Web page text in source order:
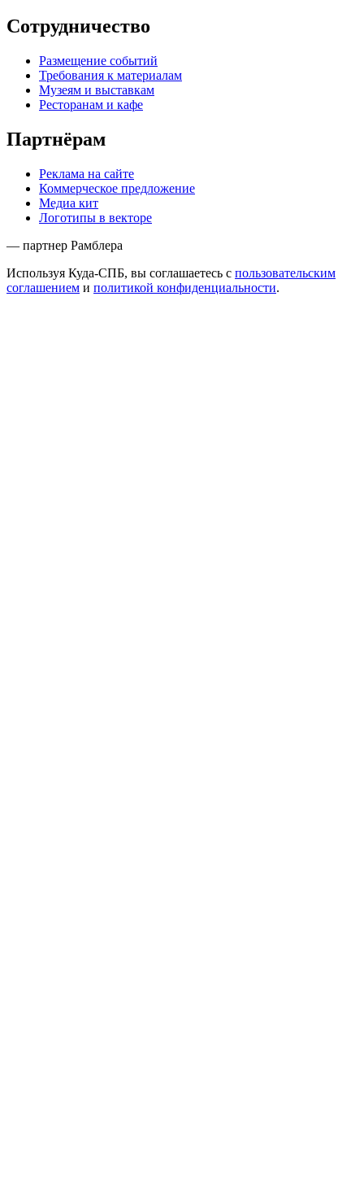
Сотрудничество
Размещение событий
Требования к материалам
Музеям и выставкам
Ресторанам и кафе
Партнёрам
Реклама на сайте
Коммерческое предложение
Медиа кит
Логотипы в векторе
— партнер Рамблера
Используя Куда-СПБ, вы соглашаетесь с пользовательским
соглашением и политикой конфиденциальности.